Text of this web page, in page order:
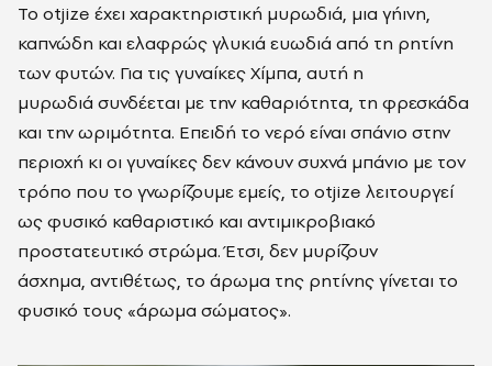
Το otjize έχει χαρακτηριστική μυρωδιά, μια γήινη,
καπνώδη και ελαφρώς γλυκιά ευωδιά από τη ρητίνη
των φυτών. Για τις γυναίκες Χίμπα, αυτή η
μυρωδιά συνδέεται με την καθαριότητα, τη φρεσκάδα
και την ωριμότητα. Επειδή το νερό είναι σπάνιο στην
περιοχή κι οι γυναίκες δεν κάνουν συχνά μπάνιο με τον
τρόπο που το γνωρίζουμε εμείς, το otjize λειτουργεί
ωςφυσικό καθαριστικό και αντιμικροβιακό
προστατευτικό στρώμα. Έτσι, δεν μυρίζουν
άσχημα, αντιθέτως, το άρωμα της ρητίνης γίνεται το
φυσικό τους «άρωμα σώματος».